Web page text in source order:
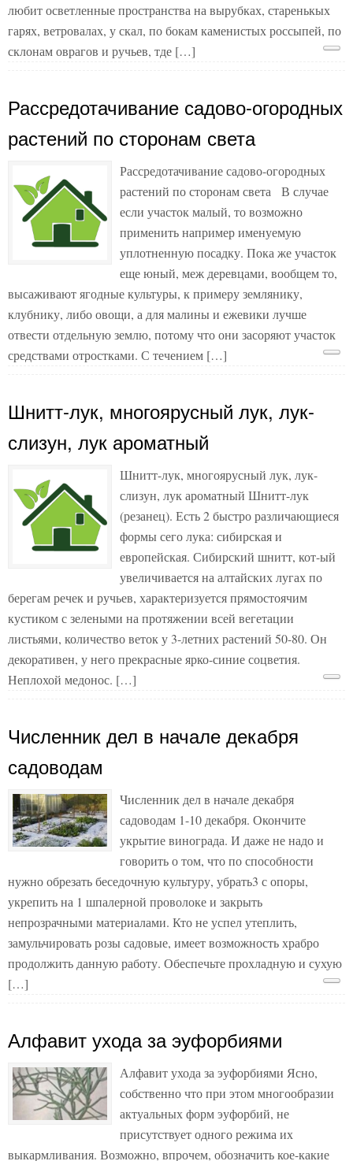
любит осветленные пространства на вырубках, старенькых
гарях, ветровалах, у скал, по бокам каменистых россыпей, по
склонам оврагов и ручьев, тде […]
Рассредотачивание садово-огородных
растений по сторонам света
Рассредотачивание садово-огородных
растений по сторонам света В случае
если участок малый, то возможно
применить например именуемую
уплотненную посадку. Пока же участок
еще юный, меж деревцами, вообщем то,
высаживают ягодные культуры, к примеру землянику,
клубнику, либо овощи, а для малины и ежевики лучше
отвести отдельную землю, потому что они засоряют участок
средствами отростками. С течением […]
Шнитт-лук, многоярусный лук, лук-
слизун, лук ароматный
Шнитт-лук, многоярусный лук, лук-
слизун, лук ароматный Шнитт-лук
(резанец). Есть 2 быстро различающиеся
формы сего лука: сибирская и
европейская. Сибирский шнитт, кот-ый
увеличивается на алтайских лугах по
берегам речек и ручьев, характеризуется прямостоячим
кустиком с зелеными на протяжении всей вегетации
листьями, количество веток у 3-летних растений 50-80. Он
декоративен, у него прекрасные ярко-синие соцветия.
Неплохой медонос. […]
Численник дел в начале декабря
садоводам
Численник дел в начале декабря
садоводам 1-10 декабря. Окончите
укрытие винограда. И даже не надо и
говорить о том, что по способности
нужно обрезать беседочную культуру, убрать3 с опоры,
укрепить на 1 шпалерной проволоке и закрыть
непрозрачными материалами. Кто не успел утеплить,
замульчировать розы садовые, имеет возможность храбро
продолжить данную работу. Обеспечьте прохладную и сухую
[…]
Алфавит ухода за эуфорбиями
Алфавит ухода за эуфорбиями Ясно,
собственно что при этом многообразии
актуальных форм эуфорбий, не
присутствует одного режима их
выкармливания. Возможно, впрочем, обозначить кое-какие